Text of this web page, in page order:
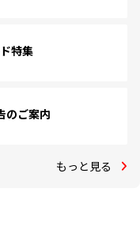
特集
のご案内
もっと見る